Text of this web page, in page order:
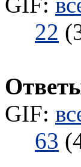
22
GIF:
63